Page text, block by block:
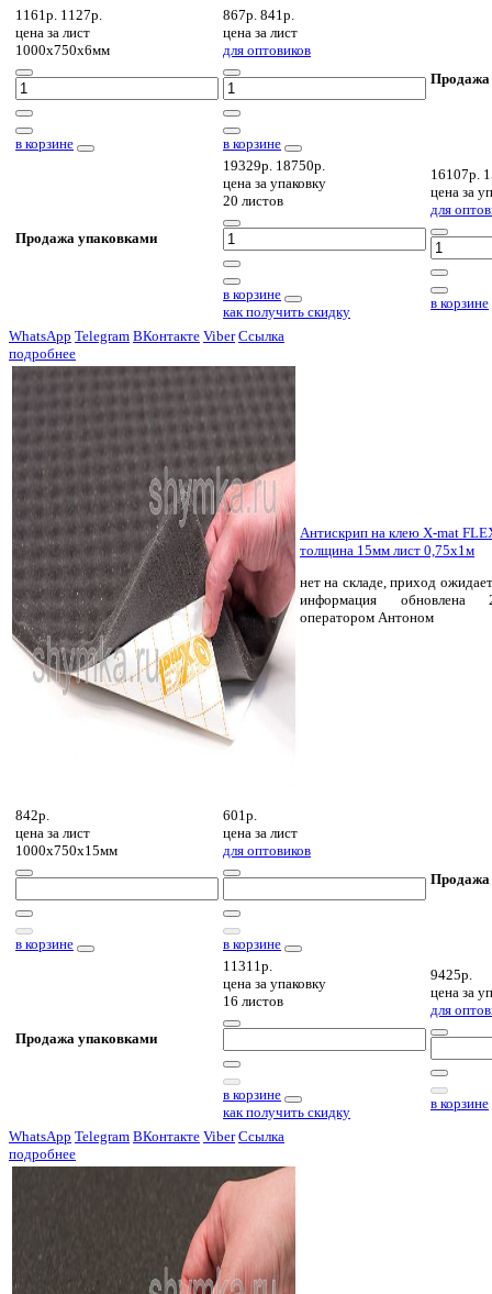
1161р. 1127р.
цена за лист
1000х750х6мм
в корзине
867р. 841р.
цена за лист
для оптовиков
в корзине
Продажа
Продажа упаковками
19329р. 18750р.
цена за упаковку
20 листов
в корзине
как получить скидку
16107р.
цена за
для
в корзине
WhatsApp Telegram ВКонтакте Viber Ссылка
подробнее
Антискрип на клею X-mat
толщина 15мм лист 0,75х1м
нет на складе, приход
информация обновлена
оператором Антоном
842р.
цена за лист
1000х750х15мм
в корзине
601р.
цена за лист
для оптовиков
в корзине
Продажа
Продажа упаковками
11311р.
цена за упаковку
16 листов
в корзине
как получить скидку
9425р.
цена за
для
в корзине
WhatsApp Telegram ВКонтакте Viber Ссылка
подробнее